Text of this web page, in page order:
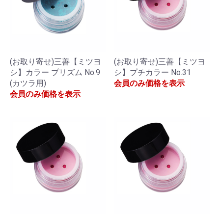
(お取り寄せ)三善【ミツヨ
シ】カラー プリズム No.9
(カツラ用)
会員のみ価格を表示
(お取り寄せ)三善【ミツヨ
シ】プチカラー No.31
会員のみ価格を表示